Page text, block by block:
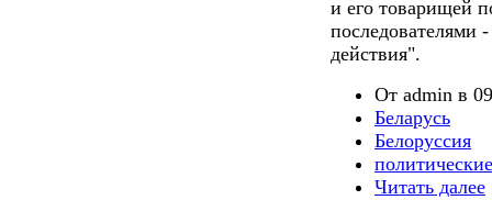
и его товарищей
последователями
действия".
От admin в
Беларусь
Белоруссия
Читать далее